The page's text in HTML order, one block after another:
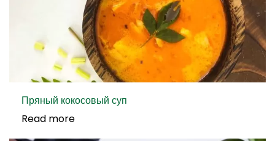
Пряный кокосовый суп
Read more